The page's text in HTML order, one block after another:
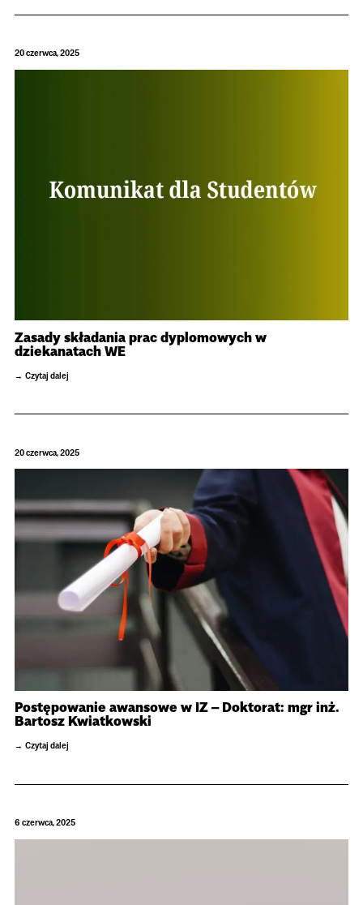
20 czerwca, 2025
Zasady składania prac dyplomowych w
dziekanatach WE
Czytaj dalej
20 czerwca, 2025
Postępowanie awansowe w IZ – Doktorat: mgr inż.
Bartosz Kwiatkowski
Czytaj dalej
6 czerwca, 2025